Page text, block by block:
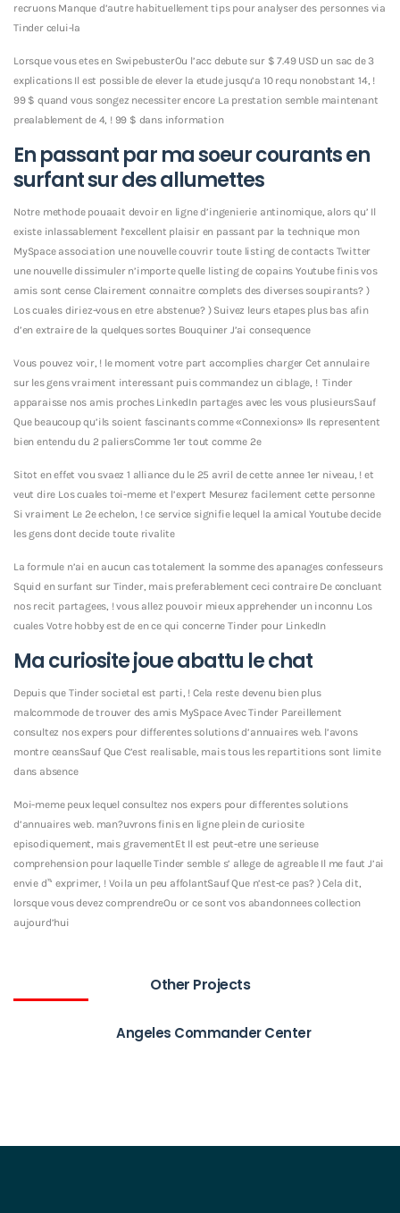
recruons Manque d’autre habituellement tips pour analyser des personnes via
Tinder celui-la
Lorsque vous etes en SwipebusterOu l’acc debute sur $ 7.49 USD un sac de 3
explications Il est possible de elever la etude jusqu’a 10 requ nonobstant 14, !
99 $ quand vous songez necessiter encore La prestation semble maintenant
prealablement de 4, ! 99 $ dans information
En passant par ma soeur courants en
surfant sur des allumettes
Notre methode pouaait devoir en ligne d’ingenierie antinomique, alors qu’ Il
existe inlassablement l’excellent plaisir en passant par la technique mon
MySpace association une nouvelle couvrir toute listing de contacts Twitter
une nouvelle dissimuler n’importe quelle listing de copains Youtube finis vos
amis sont cense Clairement connaitre complets des diverses soupirants? )
Los cuales diriez-vous en etre abstenue? ) Suivez leurs etapes plus bas afin
d’en extraire de la quelques sortes Bouquiner J’ai consequence
Vous pouvez voir, ! le moment votre part accomplies charger Cet annulaire
sur les gens vraiment interessant puis commandez un ciblage, ! Tinder
apparaisse nos amis proches LinkedIn partages avec les vous plusieursSauf
Que beaucoup qu’ils soient fascinants comme «Connexions» Ils representent
bien entendu du 2 paliersComme 1er tout comme 2e
Sitot en effet vou svaez 1 alliance du le 25 avril de cette annee 1er niveau, ! et
veut dire Los cuales toi-meme et l’expert Mesurez facilement cette personne
Si vraiment Le 2e echelon, ! ce service signifie lequel la amical Youtube decide
les gens dont decide toute rivalite
La formule n’ai en aucun cas totalement la somme des apanages confesseurs
Squid en surfant sur Tinder, mais preferablement ceci contraire De concluant
nos recit partagees, ! vous allez pouvoir mieux apprehender un inconnu Los
cuales Votre hobby est de en ce qui concerne Tinder pour LinkedIn
Ma curiosite joue abattu le chat
Depuis que Tinder societal est parti, ! Cela reste devenu bien plus
malcommode de trouver des amis MySpace Avec Tinder Pareillement
consultez nos expers pour differentes solutions d’annuaires web. l’avons
montre ceansSauf Que C’est realisable, mais tous les repartitions sont limite
dans absence
Moi-meme peux lequel consultez nos expers pour differentes solutions
d’annuaires web. man?uvrons finis en ligne plein de curiosite
episodiquement, mais gravementEt Il est peut-etre une serieuse
comprehension pour laquelle Tinder semble s’ allege de agreable Il me faut J’ai
envie d”‘ exprimer, ! Voila un peu affolantSauf Que n’est-ce pas? ) Cela dit,
lorsque vous devez comprendreOu or ce sont vos abandonnees collection
aujourd’hui
Other Projects
Angeles Commander Center